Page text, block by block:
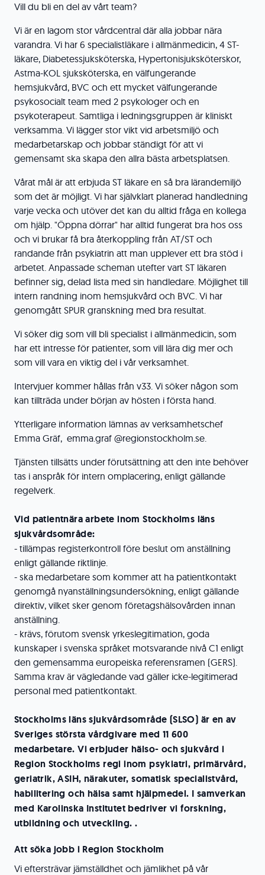
Vill du bli en del av vårt team?
Vi är en lagom stor vårdcentral där alla jobbar nära
varandra. Vi har 6 specialistläkare i allmänmedicin, 4 ST-
läkare, Diabetessjuksköterska, Hypertonisjuksköterskor,
Astma-KOL sjuksköterska, en välfungerande
hemsjukvård, BVC och ett mycket välfungerande
psykosocialt team med 2 psykologer och en
psykoterapeut. Samtliga i ledningsgruppen är kliniskt
verksamma. Vi lägger stor vikt vid arbetsmiljö och
medarbetarskap och jobbar ständigt för att vi
gemensamt ska skapa den allra bästa arbetsplatsen.
Vårat mål är att erbjuda ST läkare en så bra lärandemiljö
som det är möjligt. Vi har självklart planerad handledning
varje vecka och utöver det kan du alltid fråga en kollega
om hjälp. "Öppna dörrar" har alltid fungerat bra hos oss
och vi brukar få bra återkoppling från AT/ST och
randande från psykiatrin att man upplever ett bra stöd i
arbetet. Anpassade scheman utefter vart ST läkaren
befinner sig, delad lista med sin handledare. Möjlighet till
intern randning inom hemsjukvård och BVC. Vi har
genomgått SPUR granskning med bra resultat.
Vi söker dig som vill bli specialist i allmänmedicin, som
har ett intresse för patienter, som vill lära dig mer och
som vill vara en viktig del i vår verksamhet.
Intervjuer kommer hållas från v33. Vi söker någon som
kan tillträda under början av hösten i första hand.
Ytterligare information lämnas av verksamhetschef
Emma Gräf, emma.graf @regionstockholm.se.
Tjänsten tillsätts under förutsättning att den inte behöver
tas i anspråk för intern omplacering, enligt gällande
regelverk.
Vid patientnära arbete inom Stockholms läns
sjukvårdsområde:
- tillämpas registerkontroll före beslut om anställning
enligt gällande riktlinje.
- ska medarbetare som kommer att ha patientkontakt
genomgå nyanställningsundersökning, enligt gällande
direktiv, vilket sker genom företagshälsovården innan
anställning.
- krävs, förutom svensk yrkeslegitimation, goda
kunskaper i svenska språket motsvarande nivå C1 enligt
den gemensamma europeiska referensramen (GERS).
Samma krav är vägledande vad gäller icke-legitimerad
personal med patientkontakt.
Stockholms läns sjukvårdsområde (SLSO) är en av
Sveriges största vårdgivare med 11 600
medarbetare. Vi erbjuder hälso- och sjukvård i
Region Stockholms regi inom psykiatri, primärvård,
geriatrik, ASIH, närakuter, somatisk specialistvård,
habilitering och hälsa samt hjälpmedel. I samverkan
med Karolinska Institutet bedriver vi forskning,
utbildning och utveckling. .
Att söka jobb i Region Stockholm
Vi eftersträvar jämställdhet och jämlikhet på vår